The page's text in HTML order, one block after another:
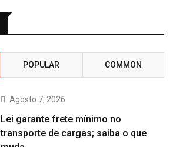
POPULAR COMMON
Agosto 7, 2026
Lei garante frete mínimo no
transporte de cargas; saiba o que